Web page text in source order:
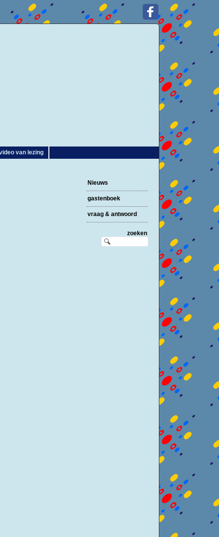
van lezing
Nieuws
gastenboek
vraag & antwoord
zoeken